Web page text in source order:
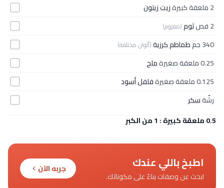
2 ملعقة كبيرة
زيت زيتون
2 فص
ثوم(مفروم)
340 جم طماطم كرزية(ألوان مختلفة)
0.25 ملعقة صغيرة
ملح
0.125 ملعقة صغيرة
فلفل أسود
رشّةسكر
0.5 ملعقة كبيرة : 1 من الكبر
اطبخ باللي عندك
ابحث عن وصفات بناءً على مكوناتك.
جربه الآن